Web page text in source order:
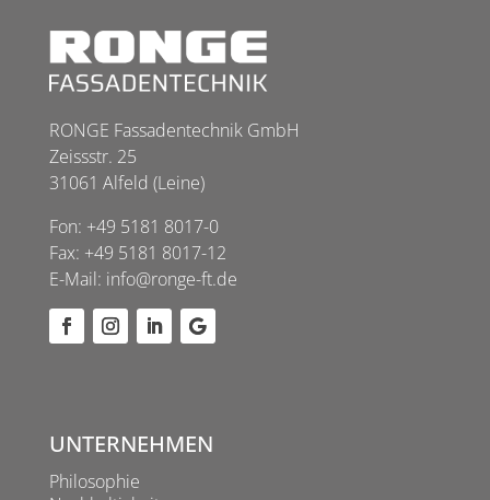
RONGE Fassadentechnik GmbH
Zeissstr. 25
31061 Alfeld (Leine)
Fon: +49 5181 8017-0
Fax: +49 5181 8017-12
E-Mail: info@ronge-ft.de
UNTERNEHMEN
Philosophie